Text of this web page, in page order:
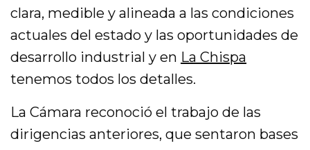
clara, medible y alineada a las condiciones
actuales del estado y las oportunidades de
desarrollo industrial y en La Chispa
tenemos todos los detalles.
La Cámara reconoció el trabajo de las
dirigencias anteriores, que sentaron bases